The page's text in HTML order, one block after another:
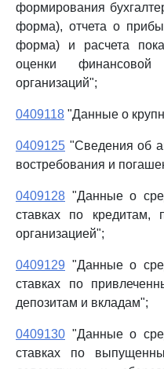
формирования
форма), отчета о
форма) и расчета
оценки финансовой
организаций";
0409118 "Данные о
0409125 "Сведения об
востребования и
0409128 "Данные о
ставках по кредитам,
организацией";
0409129 "Данные о
ставках по
депозитам и вкладам";
0409130 "Данные о
ставках по